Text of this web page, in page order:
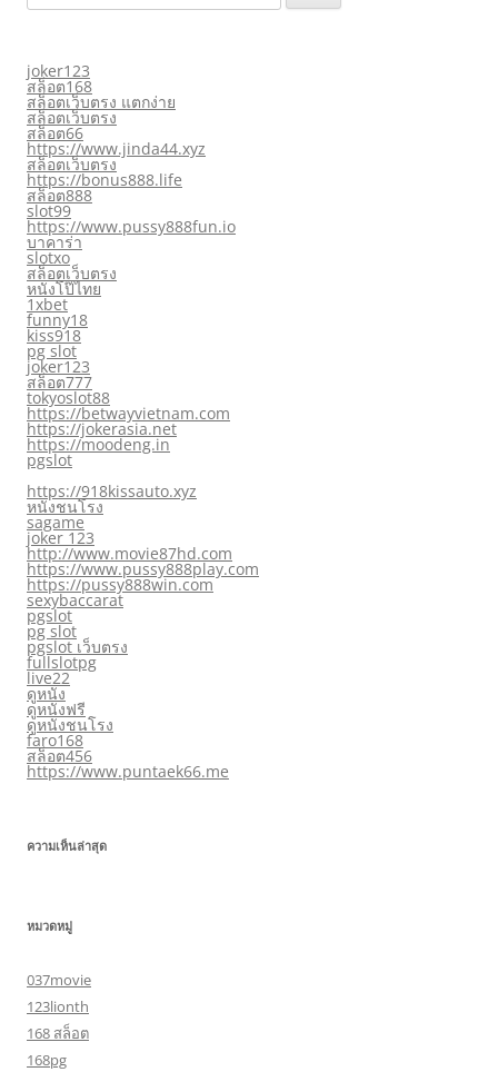
สำหรับ:
joker123
สล็อต168
สล็อตเว็บตรง แตกง่าย
สล็อตเว็บตรง
สล็อต66
https://www.jinda44.xyz
สล็อตเว็บตรง
https://bonus888.life
สล็อต888
slot99
https://www.pussy888fun.io
บาคาร่า
slotxo
สล็อตเว็บตรง
หนังโป๊ไทย
1xbet
funny18
kiss918
pg slot
joker123
สล็อต777
tokyoslot88
https://betwayvietnam.com
https://jokerasia.net
https://moodeng.in
pgslot
https://918kissauto.xyz
หนังชนโรง
sagame
joker 123
http://www.movie87hd.com
https://www.pussy888play.com
https://pussy888win.com
sexybaccarat
pgslot
pg slot
pgslot เว็บตรง
fullslotpg
live22
ดูหนัง
ดูหนังฟรี
ดูหนังชนโรง
faro168
สล็อต456
https://www.puntaek66.me
ความเห็นล่าสุด
หมวดหมู่
037movie
123lionth
168 สล็อต
168pg